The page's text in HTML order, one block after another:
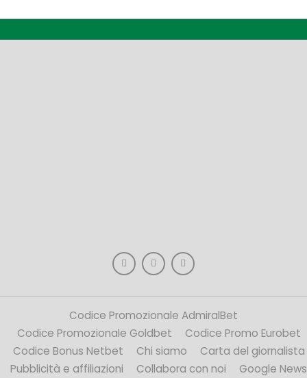
Codice Promozionale AdmiralBet
Codice Promozionale Goldbet
Codice Promo Eurobet
Codice Bonus Netbet
Chi siamo
Carta del giornalista
Pubblicità e affiliazioni
Collabora con noi
Google News